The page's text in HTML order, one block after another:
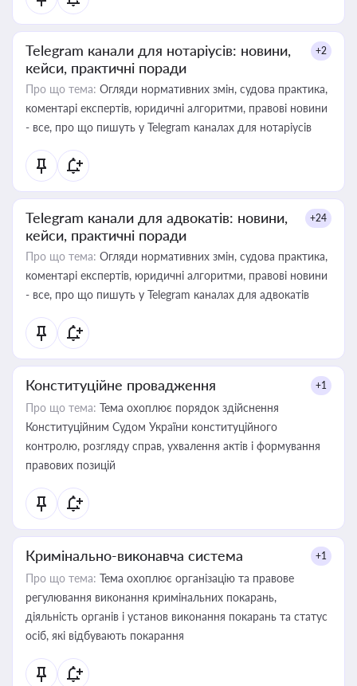
Telegram канали для нотаріусів: новини,
кейси, практичні поради
+2
Про що тема: Огляди нормативних змін, судова практика,
коментарі експертів, юридичні алгоритми, правові новини
- все, про що пишуть у Telegram каналах для нотаріусів
Telegram канали для адвокатів: новини,
кейси, практичні поради
+24
Про що тема: Огляди нормативних змін, судова практика,
коментарі експертів, юридичні алгоритми, правові новини
- все, про що пишуть у Telegram каналах для адвокатів
Конституційне провадження +1
Про що тема: Тема охоплює порядок здійснення
Конституційним Судом України конституційного
контролю, розгляду справ, ухвалення актів і формування
правових позицій
Кримінально-виконавча система +1
Про що тема: Тема охоплює організацію та правове
регулювання виконання кримінальних покарань,
діяльність органів і установ виконання покарань та статус
осіб, які відбувають покарання